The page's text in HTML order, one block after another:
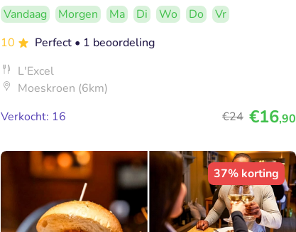
Vandaag Morgen Ma Di Wo Do
Vr
10
Perfect • 1 beoordeling
L'Excel
Moeskroen (6km)
Verkocht: 16
€24 €16,90
37% korting